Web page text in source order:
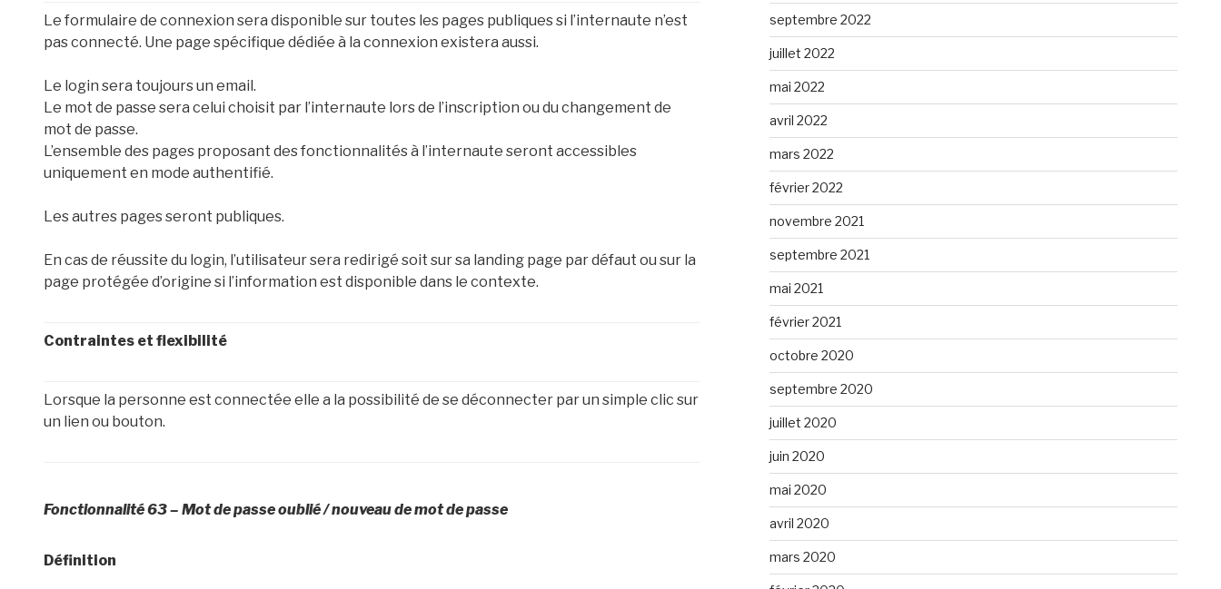
Le formulaire de connexion sera disponible sur toutes les pages publiques si l’internaute n’est
pas connecté. Une page spécifique dédiée à la connexion existera aussi.
Le login sera toujours un email.
Le mot de passe sera celui choisit par l’internaute lors de l’inscription ou du changement de
mot de passe.
L’ensemble des pages proposant des fonctionnalités à l’internaute seront accessibles
uniquement en mode authentifié.
Les autres pages seront publiques.
En cas de réussite du login, l’utilisateur sera redirigé soit sur sa landing page par défaut ou sur la
page protégée d’origine si l’information est disponible dans le contexte.
Contraintes et flexibilité
Lorsque la personne est connectée elle a la possibilité de se déconnecter par un simple clic sur
un lien ou bouton.
Fonctionnalité 63 – Mot de passe oublié / nouveau de mot de passe
Définition
septembre 2022
juillet 2022
mai 2022
avril 2022
mars 2022
février 2022
novembre 2021
septembre 2021
mai 2021
février 2021
octobre 2020
septembre 2020
juillet 2020
juin 2020
mai 2020
avril 2020
mars 2020